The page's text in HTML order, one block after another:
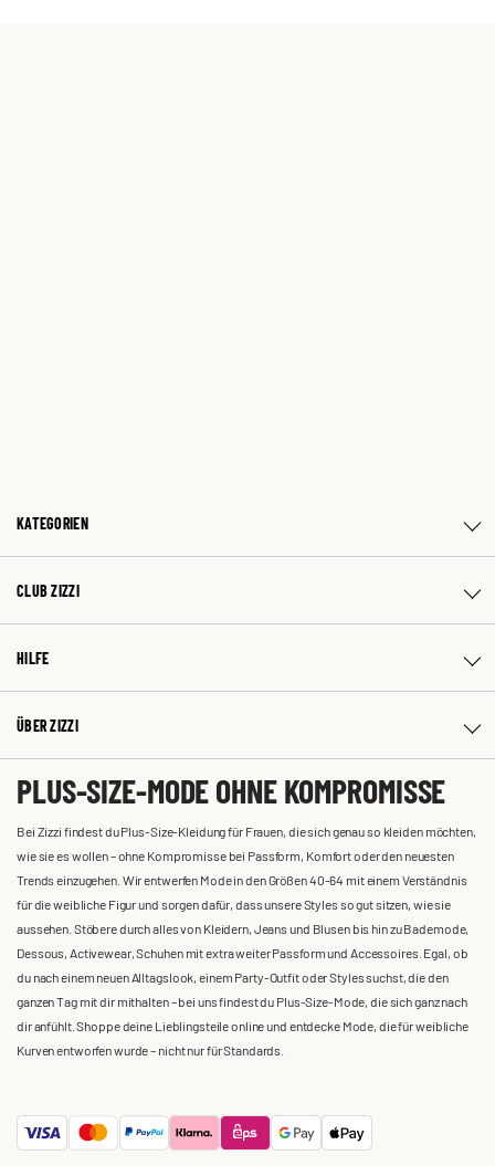
KATEGORIEN
CLUB ZIZZI
HILFE
ÜBER ZIZZI
PLUS-SIZE-MODE OHNE KOMPROMISSE
Bei Zizzi findest du Plus-Size-Kleidung für Frauen, die sich genau so kleiden möchten,
wie sie es wollen – ohne Kompromisse bei Passform, Komfort oder den neuesten
Trends einzugehen. Wir entwerfen Mode in den Größen 40-64 mit einem Verständnis
für die weibliche Figur und sorgen dafür, dass unsere Styles so gut sitzen, wie sie
aussehen. Stöbere durch alles von Kleidern, Jeans und Blusen bis hin zu Bademode,
Dessous, Activewear, Schuhen mit extra weiter Passform und Accessoires. Egal, ob
du nach einem neuen Alltagslook, einem Party-Outfit oder Styles suchst, die den
ganzen Tag mit dir mithalten – bei uns findest du Plus-Size-Mode, die sich ganz nach
dir anfühlt. Shoppe deine Lieblingsteile online und entdecke Mode, die für weibliche
Kurven entworfen wurde – nicht nur für Standards.